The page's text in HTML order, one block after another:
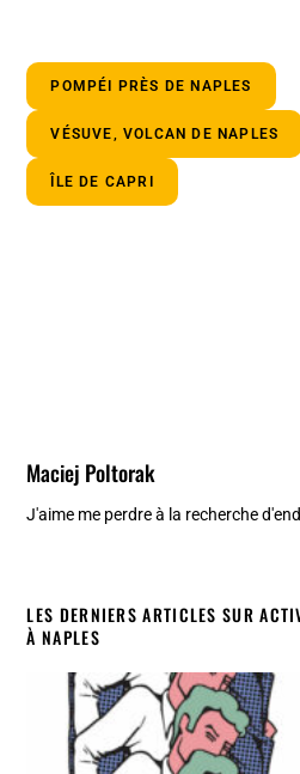
POMPÉI PRÈS DE NAPLES
VÉSUVE, VOLCAN DE NAPLES
ÎLE DE CAPRI
Maciej Poltorak
J'aime me perdre à la recherche
LES DERNIERS ARTICLES SUR
À NAPLES